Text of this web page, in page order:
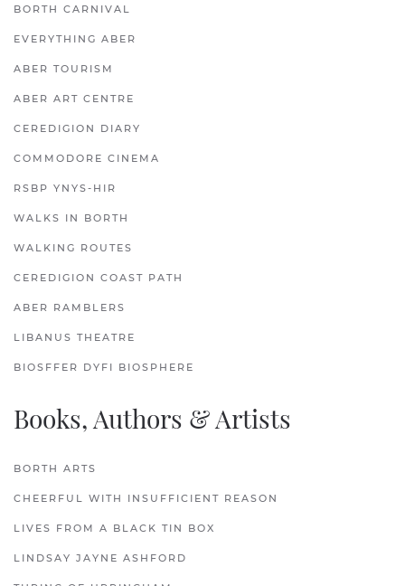
BORTH CARNIVAL
EVERYTHING ABER
ABER TOURISM
ABER ART CENTRE
CEREDIGION DIARY
COMMODORE CINEMA
RSBP YNYS-HIR
WALKS IN BORTH
WALKING ROUTES
CEREDIGION COAST PATH
ABER RAMBLERS
LIBANUS THEATRE
BIOSFFER DYFI BIOSPHERE
Books, Authors & Artists
BORTH ARTS
CHEERFUL WITH INSUFFICIENT REASON
LIVES FROM A BLACK TIN BOX
LINDSAY JAYNE ASHFORD